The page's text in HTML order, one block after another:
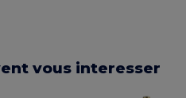
vous interesser